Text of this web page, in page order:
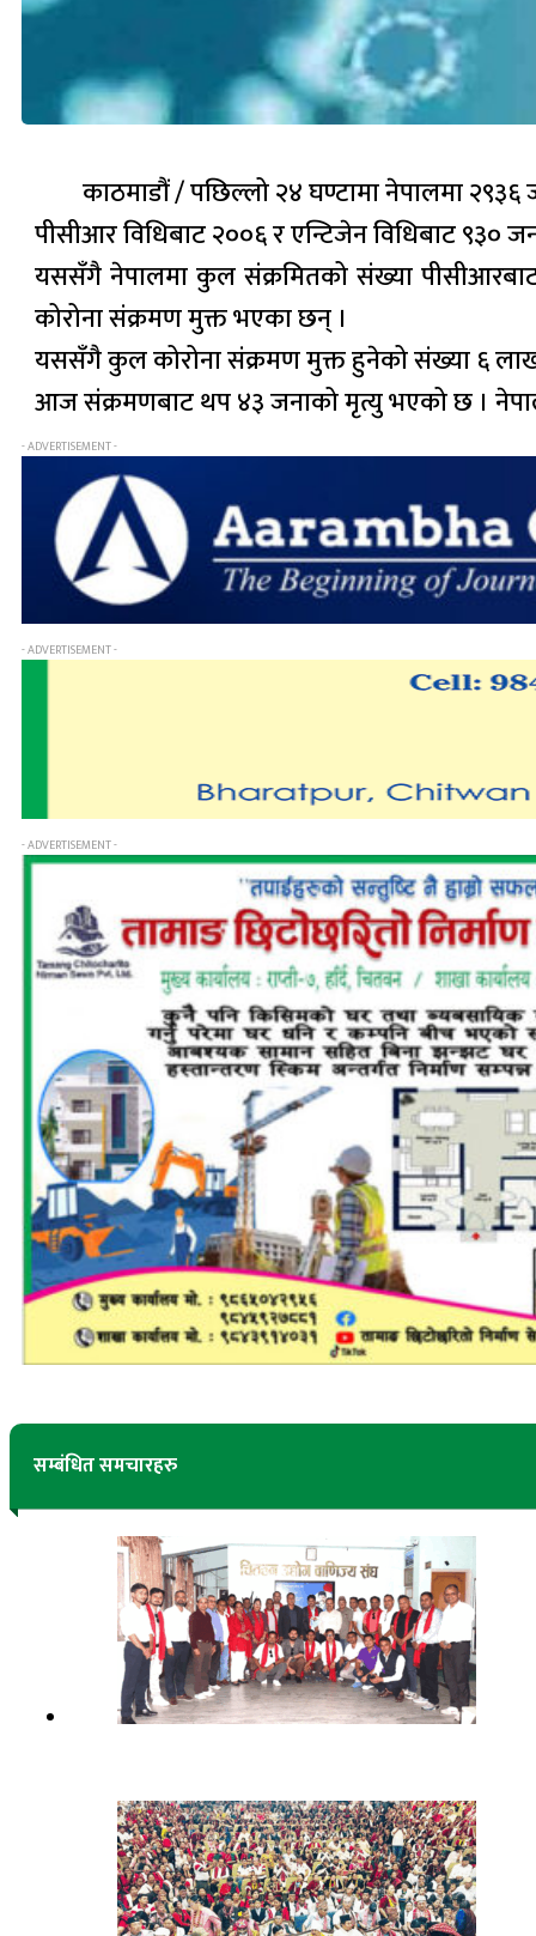
काठमाडौं / पछिल्लो २४ घण्टामा नेपालमा
पीसीआर विधिबाट २००६ र एन्टिजेन विधिबाट ९३०
यससँगै नेपालमा कुल संक्रमितको संख्या
कोरोना संक्रमण मुक्त भएका छन् ।
यससँगै कुल कोरोना संक्रमण मुक्त हुनेको संख्या ६
आज संक्रमणबाट थप ४३ जनाको मृत्यु भएको छ ।
- ADVERTISEMENT -
- ADVERTISEMENT -
- ADVERTISEMENT -
सम्बंधित समचारहरु